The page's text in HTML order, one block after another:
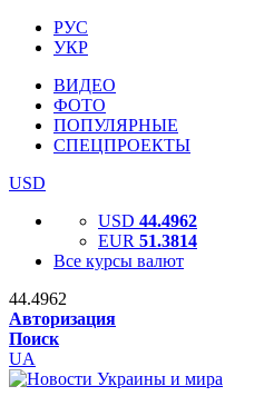
РУС
УКР
ВИДЕО
ФОТО
ПОПУЛЯРНЫЕ
СПЕЦПРОЕКТЫ
USD
USD 44.4962
EUR 51.3814
Все курсы валют
44.4962
Авторизация
Поиск
UA